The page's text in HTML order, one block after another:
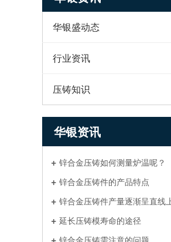
华银盛动态
行业资讯
压铸知识
华银资讯
锌合金压铸如何测量炉温呢？
锌合金压铸件的产品特点
锌合金压铸件产量逐渐呈直线
延长压铸模寿命的途径
锌合金压铸需注意的问题